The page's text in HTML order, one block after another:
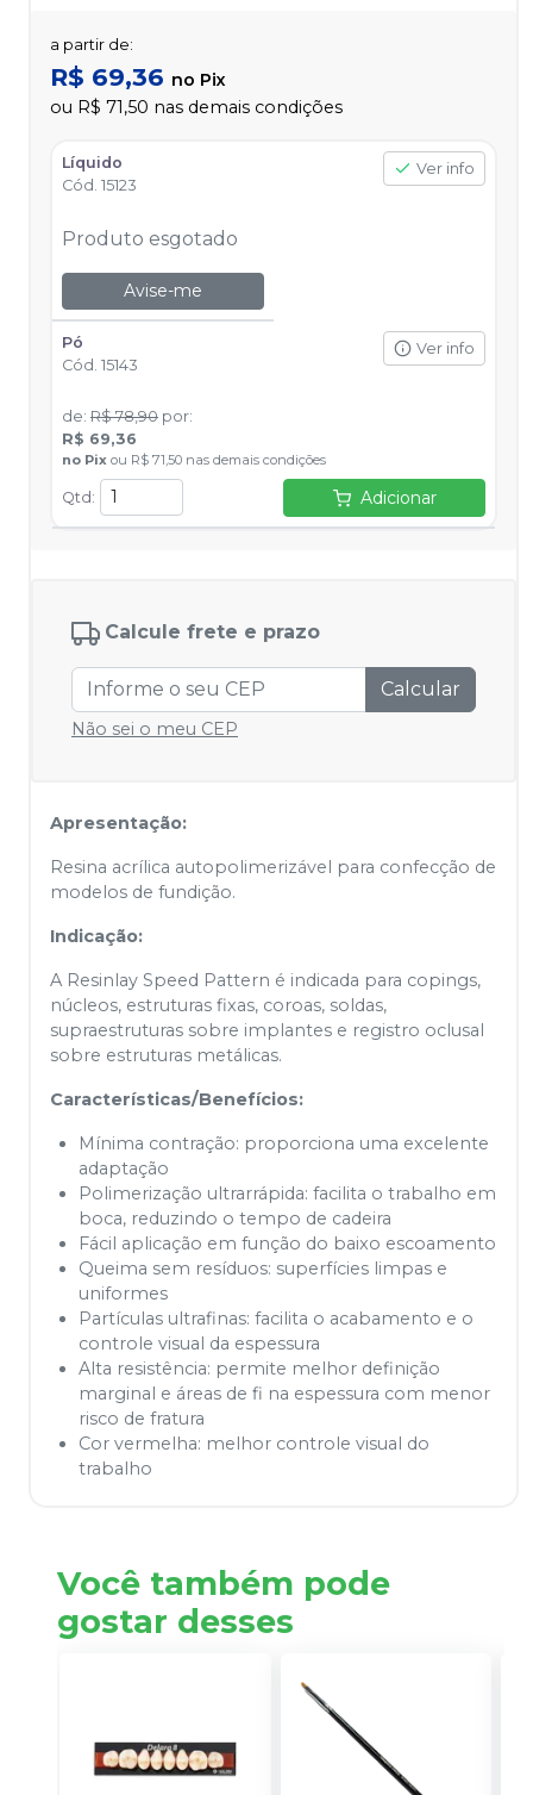
a partir de:
R$ 69,36 no Pix
ou R$ 71,50 nas demais condições
Líquido
Cód. 15123
Ver info
Produto esgotado
Avise-me
Pó
Cód. 15143
Ver info
de: R$ 78,90 por:
R$ 69,36
no Pix ou R$ 71,50 nas demais condições
Qtd : Adicionar
Calcule frete e prazo
Calcular
Não sei o meu CEP
Apresentação:
Resina acrílica autopolimerizável para confecção de
modelos de fundição.
Indicação:
A Resinlay Speed Pattern é indicada para copings,
núcleos, estruturas fixas, coroas, soldas,
supraestruturas sobre implantes e registro oclusal
sobre estruturas metálicas.
Características/Benefícios:
Mínima contração: proporciona uma excelente
adaptação
Polimerização ultrarrápida: facilita o trabalho em
boca, reduzindo o tempo de cadeira
Fácil aplicação em função do baixo escoamento
Queima sem resíduos: superfícies limpas e
uniformes
Partículas ultrafinas: facilita o acabamento e o
controle visual da espessura
Alta resistência: permite melhor definição
marginal e áreas de fi na espessura com menor
risco de fratura
Cor vermelha: melhor controle visual do
trabalho
Você também pode
gostar desses